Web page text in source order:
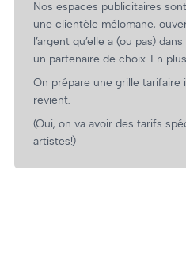
Nos espaces publicitaires
une clientèle mélomane,
l’argent qu’elle a (ou pas)
un partenaire de choix. En
On prépare une grille
revient.
(Oui, on va avoir des tarifs
artistes!)